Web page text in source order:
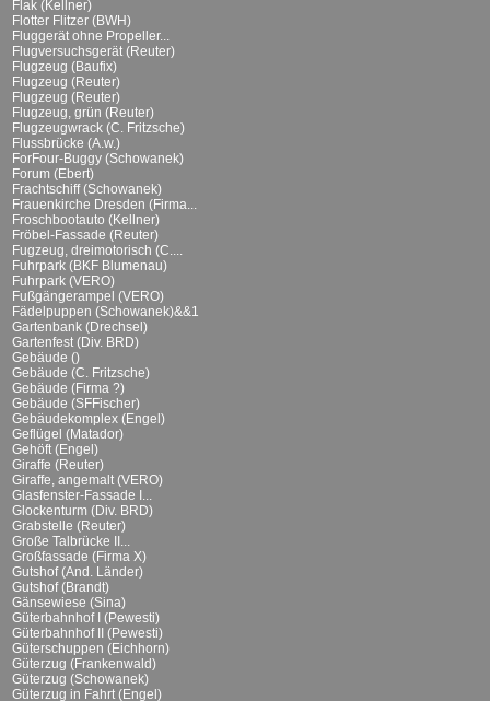
Flak (Kellner)
Flotter Flitzer (BWH)
Fluggerät ohne Propeller...
Flugversuchsgerät (Reuter)
Flugzeug (Baufix)
Flugzeug (Reuter)
Flugzeug (Reuter)
Flugzeug, grün (Reuter)
Flugzeugwrack (C. Fritzsche)
Flussbrücke (A.w.)
ForFour-Buggy (Schowanek)
Forum (Ebert)
Frachtschiff (Schowanek)
Frauenkirche Dresden (Firma...
Froschbootauto (Kellner)
Fröbel-Fassade (Reuter)
Fugzeug, dreimotorisch (C....
Fuhrpark (BKF Blumenau)
Fuhrpark (VERO)
Fußgängerampel (VERO)
Fädelpuppen (Schowanek)&&1
Gartenbank (Drechsel)
Gartenfest (Div. BRD)
Gebäude ()
Gebäude (C. Fritzsche)
Gebäude (Firma ?)
Gebäude (SFFischer)
Gebäudekomplex (Engel)
Geflügel (Matador)
Gehöft (Engel)
Giraffe (Reuter)
Giraffe, angemalt (VERO)
Glasfenster-Fassade I...
Glockenturm (Div. BRD)
Grabstelle (Reuter)
Große Talbrücke II...
Großfassade (Firma X)
Gutshof (And. Länder)
Gutshof (Brandt)
Gänsewiese (Sina)
Güterbahnhof I (Pewesti)
Güterbahnhof II (Pewesti)
Güterschuppen (Eichhorn)
Güterzug (Frankenwald)
Güterzug (Schowanek)
Güterzug in Fahrt (Engel)